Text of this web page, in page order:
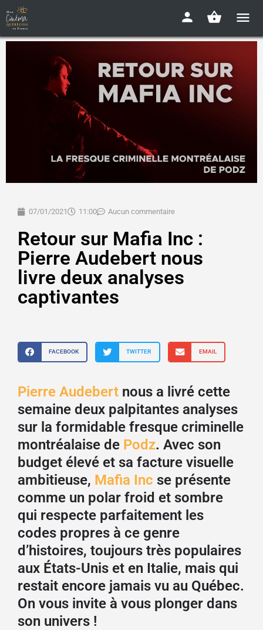
07/01/2021 11:00 Aucun commentaire
Retour sur Mafia Inc :
Pierre Audebert nous
livre deux analyses
captivantes
FACEBOOK TWITTER EMAIL
Pierre Audebert nous a livré cette
semaine deux palpitantes analyses
sur la formidable fresque criminelle
montréalaise de Podz. Avec son
budget élevé et sa facture visuelle
ambitieuse, Mafia Inc se présente
comme un polar froid et sombre
qui respecte parfaitement les
codes propres à ce genre
d’histoires, toujours très populaires
aux États-Unis et en Italie, mais qui
restait encore jamais vu au Québec.
On vous invite à vous plonger dans
son univers !